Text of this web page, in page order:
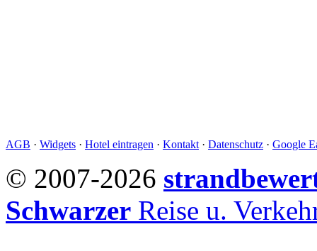
AGB · Widgets · Hotel eintragen · Kontakt · Datenschutz · Google
© 2007-2026
Schwarzer Reise u.